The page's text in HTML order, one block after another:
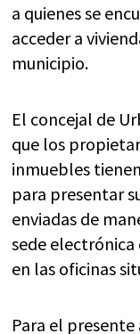
a quienes se
acceder a
municipio.
El concejal de
que los
inmuebles
para presentar
enviadas de
sede
en las oficinas
Para el